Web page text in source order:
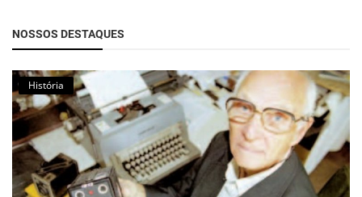
NOSSOS DESTAQUES
História